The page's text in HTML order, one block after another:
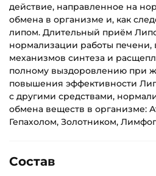
действие, направленное на
обмена в организме и, как
липом. Длительный приём
нормализации работы печени,
механизмов синтеза и
полному выздоровлению при
повышения эффективности
с другими средствами,
обмена веществ в организме:
Гепахолом, Золотником,
Состав